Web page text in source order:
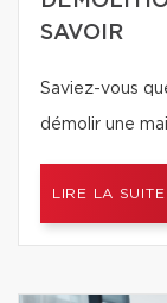
SAVOIR
Saviez-vous
démolir une
LIRE LA SUITE